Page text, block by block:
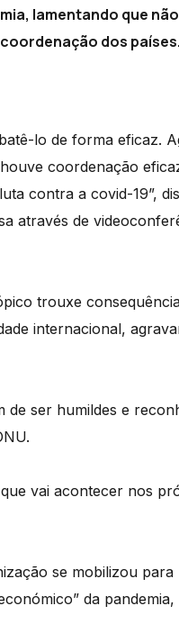
lamentando que
dos países.
lo de forma eficaz.
coordenação
contra a covid-19”,
através de
trouxe
internacional,
de ser humildes e
vai acontecer nos
se mobilizou
da pandemia,